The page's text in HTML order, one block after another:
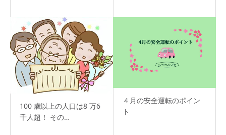
100 歳以上の人口は8 万6
千人超！ その…
４月の安全運転のポイン
ト